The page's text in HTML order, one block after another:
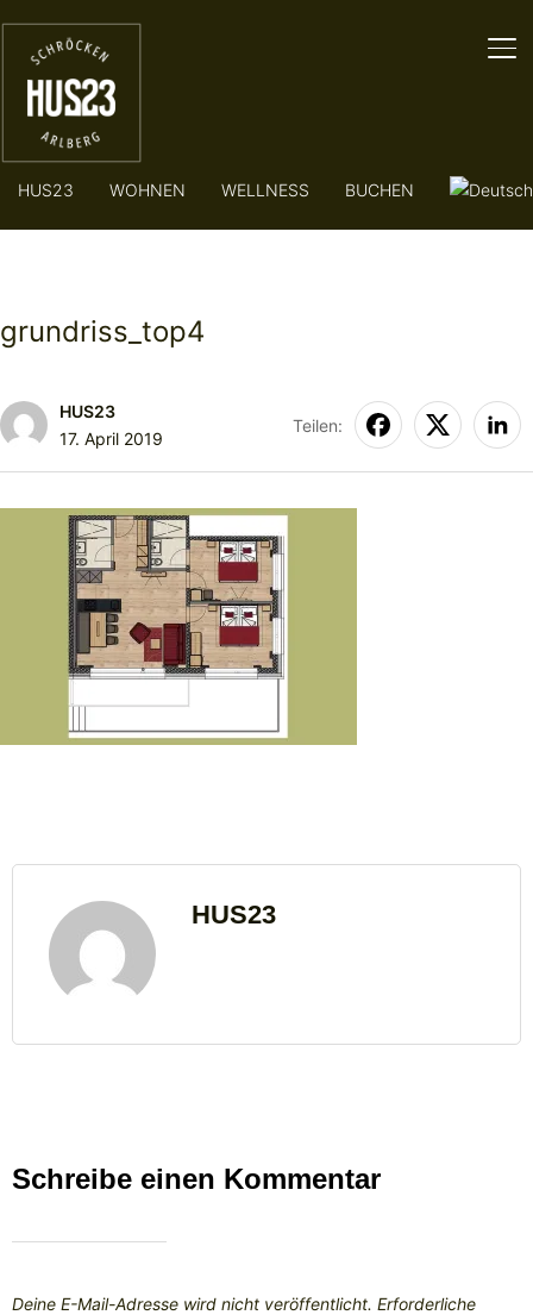
HUS23 WOHNEN WELLNESS BUCHEN
grundriss_top4
HUS23
17. April 2019
Teilen:
HUS23
Schreibe einen Kommentar
Deine E-Mail-Adresse wird nicht veröffentlicht. Erforderliche